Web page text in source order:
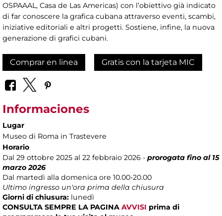
OSPAAAL, Casa de Las Americas) con l’obiettivo già indicato
di far conoscere la grafica cubana attraverso eventi, scambi,
iniziative editoriali e altri progetti. Sostiene, infine, la nuova
generazione di grafici cubani.
Comprar en linea Gratis con la tarjeta MIC
Informaciones
Lugar
Museo di Roma in Trastevere
Horario
Dal 29 ottobre 2025 al 22 febbraio 2026 - prorogata fino al 15
marzo 2026
Dal martedì alla domenica ore 10.00-20.00
Ultimo ingresso un'ora prima della chiusura
Giorni di chiusura: lunedì
CONSULTA SEMPRE LA PAGINA AVVISI prima di